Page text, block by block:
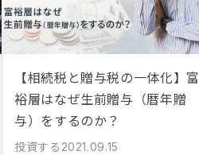
【相続税と贈与税の一体化】富
裕層はなぜ生前贈与（暦年贈
与）をするのか？
投資する 2021.09.15